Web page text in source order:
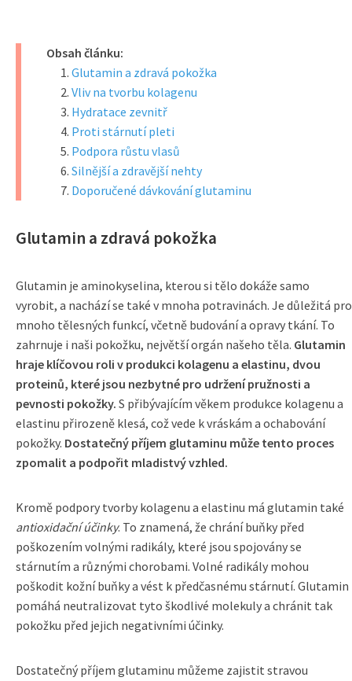
Obsah článku:
Glutamin a zdravá pokožka
Vliv na tvorbu kolagenu
Hydratace zevnitř
Proti stárnutí pleti
Podpora růstu vlasů
Silnější a zdravější nehty
Doporučené dávkování glutaminu
Glutamin a zdravá pokožka
Glutamin je aminokyselina, kterou si tělo dokáže samo
vyrobit, a nachází se také v mnoha potravinách. Je důležitá pro
mnoho tělesných funkcí, včetně budování a opravy tkání. To
zahrnuje i naši pokožku, největší orgán našeho těla. Glutamin
hraje klíčovou roli v produkci kolagenu a elastinu, dvou
proteinů, které jsou nezbytné pro udržení pružnosti a
pevnosti pokožky. S přibývajícím věkem produkce kolagenu a
elastinu přirozeně klesá, což vede k vráskám a ochabování
pokožky. Dostatečný příjem glutaminu může tento proces
zpomalit a podpořit mladistvý vzhled.
Kromě podpory tvorby kolagenu a elastinu má glutamin také
antioxidační účinky. To znamená, že chrání buňky před
poškozením volnými radikály, které jsou spojovány se
stárnutím a různými chorobami. Volné radikály mohou
poškodit kožní buňky a vést k předčasnému stárnutí. Glutamin
pomáhá neutralizovat tyto škodlivé molekuly a chránit tak
pokožku před jejich negativními účinky.
Dostatečný příjem glutaminu můžeme zajistit stravou